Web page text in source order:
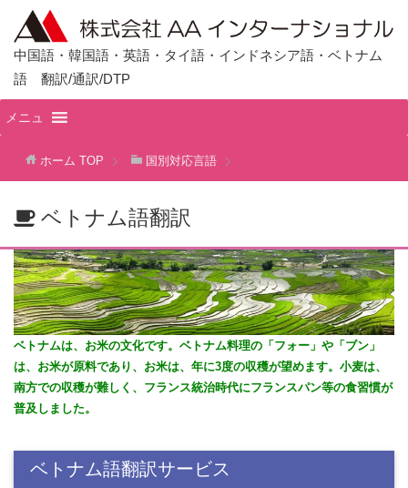
中国語・韓国語・英語・タイ語・インドネシア語・ベトナム
語 翻訳/通訳/DTP
メニュ
ホーム TOP 国別対応言語
ベトナム語翻訳
ベトナムは、お米の文化です。ベトナム料理の「フォー」や「ブン」
は、お米が原料であり、お米は、年に3度の収穫が望めます。小麦は、
南方での収穫が難しく、フランス統治時代にフランスパン等の食習慣が
普及しました。
ベトナム語翻訳サービス